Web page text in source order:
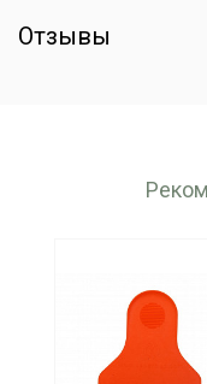
Цвет: Legacy Patchwork
Отзывы